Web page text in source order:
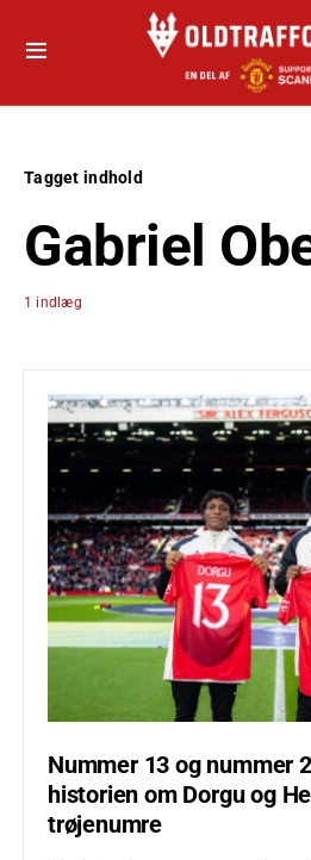
Tagget indhold
Gabriel
1 indlæg
Nummer 13 og nummer
historien om Dorgu og
trøjenumre